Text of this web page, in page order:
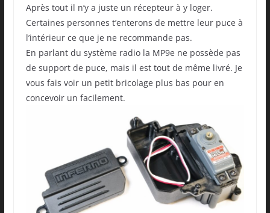
Après tout il n’y a juste un récepteur à y loger.
Certaines personnes t’enterons de mettre leur puce à
l’intérieur ce que je ne recommande pas.
En parlant du système radio la MP9e ne possède pas
de support de puce, mais il est tout de même livré. Je
vous fais voir un petit bricolage plus bas pour en
concevoir un facilement.